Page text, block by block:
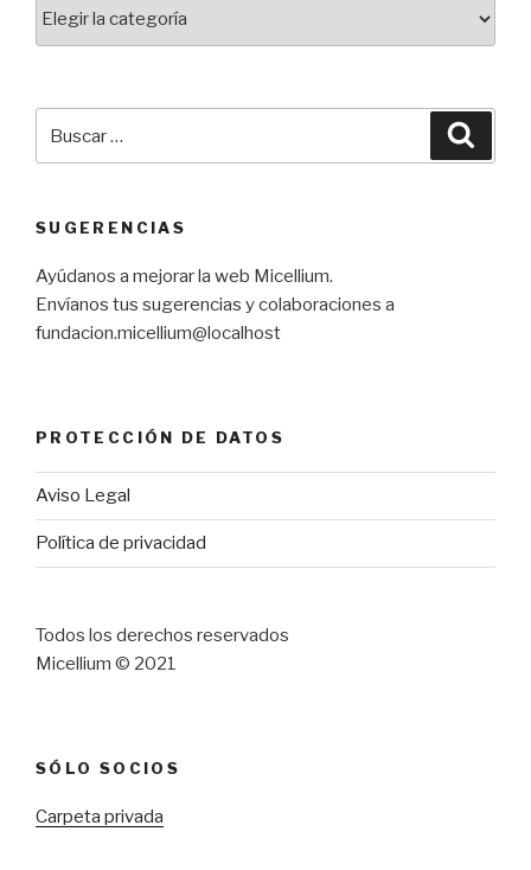
SUGERENCIAS
Ayúdanos a mejorar la web Micellium.
Envíanos tus sugerencias y colaboraciones a
fundacion.micellium@localhost
PROTECCIÓN DE DATOS
Aviso Legal
Política de privacidad
Todos los derechos reservados
Micellium © 2021
SÓLO SOCIOS
Carpeta privada